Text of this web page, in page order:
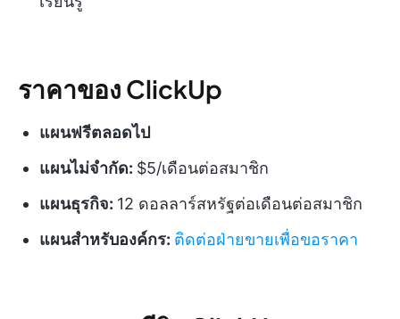
ราคาของ ClickUp
แผนฟรีตลอดไป
แผนไม่จำกัด: $5/เดือนต่อสมาชิก
แผนธุรกิจ: 12 ดอลลาร์สหรัฐต่อเดือนต่อสมาชิก
แผนสำหรับองค์กร: ติดต่อฝ่ายขายเพื่อขอราคา